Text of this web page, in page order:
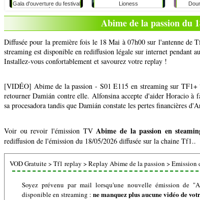
Gala d'ouverture du festival
du rire de liège avec
caroline vigneaux: faut-il
Lioness
Abime de la passion du
Diffusée pour la première fois le 18 Mai à 07h00 sur l'antenne de
streaming est disponible en rediffusion légale sur internet pendant
Installez-vous confortablement et savourez votre replay !
[VIDÉO] Abime de la passion - S01 E115 en streaming sur TF1+
retourner Damián contre elle. Alfonsina accepte d'aider Horacio à
sa procesadora tandis que Damián constate les pertes financières
Voir ou revoir l'émission TVAbime de la passion en
rediffusion de l'émission du 18/05/2026 diffusée sur la chaine Tf1..
VOD Gratuite>Tf1 replay >Replay Abime de la passion >Emission
Soyez prévenu par mail lorsqu'une nouvelle émission de
disponible en streaming : ne manquez plus aucune vidéo de